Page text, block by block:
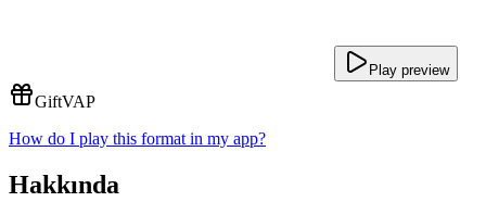
Play preview
GiftVAP
How do I play this format in my app?
Hakkında